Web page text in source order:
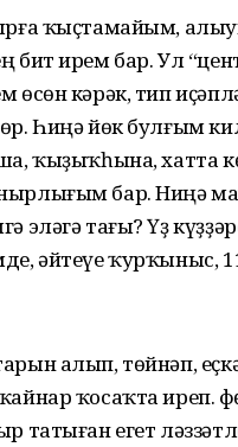
ҡыҫтамайым,
бит ирем бар. Ул
өсөн кәрәк, тип
Һиңә йөк булғым
ҡыҙыҡһына, хатта
бар. Ниңә
эләгә тағы? Үҙ
әйтеүе ҡурҡыныс,
алып, төйнәп,
ҡосаҡта иреп.
татыған егет